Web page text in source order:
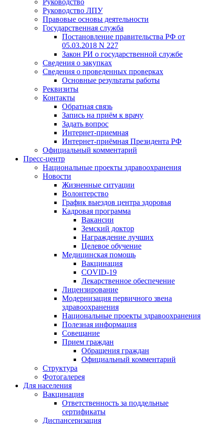
Руководство ЛПУ
Правовые основы деятельности
Государственная служба
Постановление правительства РФ от
05.03.2018 N 227
Закон РИ о государственной службе
Сведения о закупках
Сведения о проведенных проверках
Основные результаты работы
Реквизиты
Контакты
Обратная связь
Запись на приём к врачу
Задать вопрос
Интернет-приемная
Интернет-приёмная Президента РФ
Официальный комментарий
Пресс-центр
Национальные проекты здравоохранения
Новости
Жизненные ситуации
Волонтерство
График выездов центра здоровья
Кадровая программа
Вакансии
Земский доктор
Награждение лучших
Целевое обучение
Медицинская помощь
Вакцинация
COVID-19
Лекарственное обеспечение
Лицензирование
Модернизация первичного звена
здравоохранения
Национальные проекты здравоохранения
Полезная информация
Совещание
Прием граждан
Обращения граждан
Официальный комментарий
Структура
Фотогалерея
Для населения
Вакцинация
Ответственность за поддельные
сертификаты
Диспансеризация